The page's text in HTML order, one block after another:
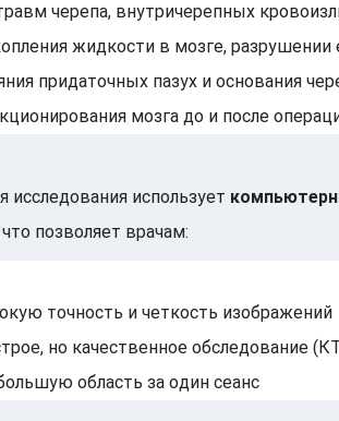
черепа, внутричерепных
жидкости в мозге, разрушении
придаточных пазух и основания
мозга до и после
исследования использует
позволяет врачам:
точность и четкость изображений
но качественное обследование
область за один сеанс